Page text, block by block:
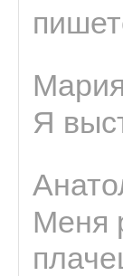
Я
Меня